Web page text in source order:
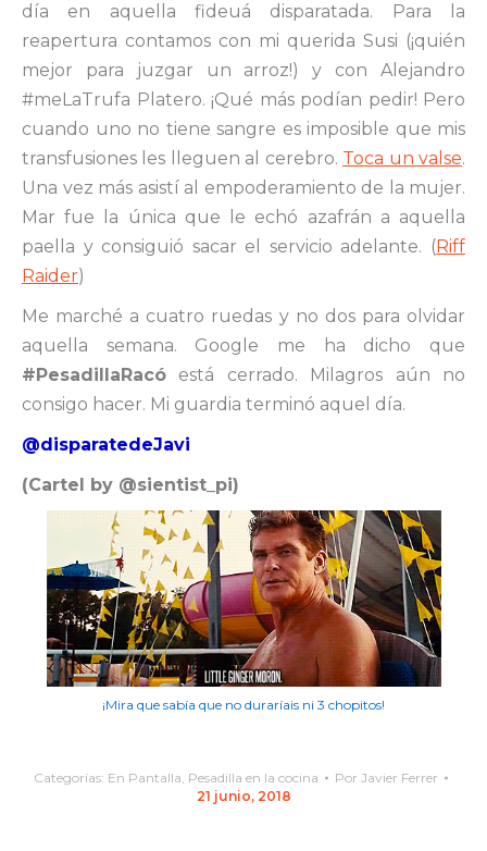
día en aquella fideuá disparatada. Para la
reapertura contamos con mi querida Susi (¡quién
mejor para juzgar un arroz!) y con Alejandro
#meLaTrufa Platero. ¡Qué más podían pedir! Pero
cuando uno no tiene sangre es imposible que mis
transfusiones les lleguen al cerebro. Toca un valse.
Una vez más asistí al empoderamiento de la mujer.
Mar fue la única que le echó azafrán a aquella
paella y consiguió sacar el servicio adelante. ( Riff
Raider)
Me marché a cuatro ruedas y no dos para olvidar
aquella semana. Google me ha dicho que
#PesadillaRacó está cerrado. Milagros aún no
consigo hacer. Mi guardia terminó aquel día.
@disparatedeJavi
(Cartel by @sientist_pi)
¡Mira que sabía que no duraríais ni 3 chopitos!
Categorías: En Pantalla, Pesadilla en la cocina Por Javier Ferrer
21 junio, 2018